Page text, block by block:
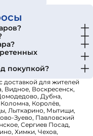
покупкой?
доставкой для жителей
Видное, Воскресенск,
Дубна,
Королёв,
Лыткарино, Мытищи,
Зуево, Павловский
Сергиев Посад,
Химки, Чехов,